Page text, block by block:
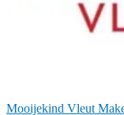
Mooijekind Vleut